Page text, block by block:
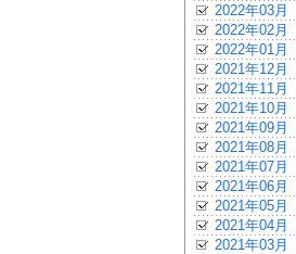
2022年03月
2022年02月
2022年01月
2021年12月
2021年11月
2021年10月
2021年09月
2021年08月
2021年07月
2021年06月
2021年05月
2021年04月
2021年03月